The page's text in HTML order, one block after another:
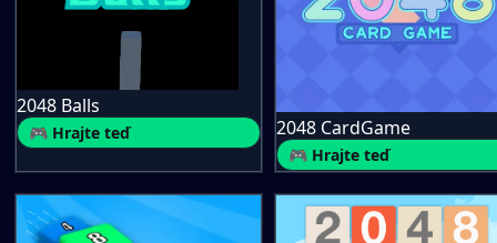
2048 Balls
🎮 Hrajte teď 2048 CardGame
🎮 Hrajte teď